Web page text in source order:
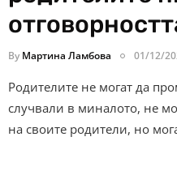
By Мартина Ламбова 01/12/
Родителите не могат да
случвали в миналото, не
на своите родители, но